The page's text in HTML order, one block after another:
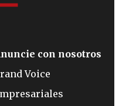
con nosotros
Voice